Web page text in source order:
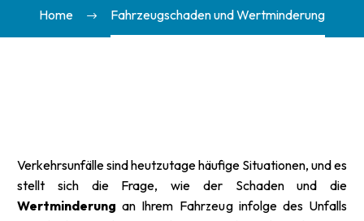
Home Fahrzeugschaden und Wertminderung
Verkehrsunfälle sind heutzutage häufige Situationen, und es
stellt sich die Frage, wie der Schaden und die
Wertminderung an Ihrem Fahrzeug infolge des Unfalls